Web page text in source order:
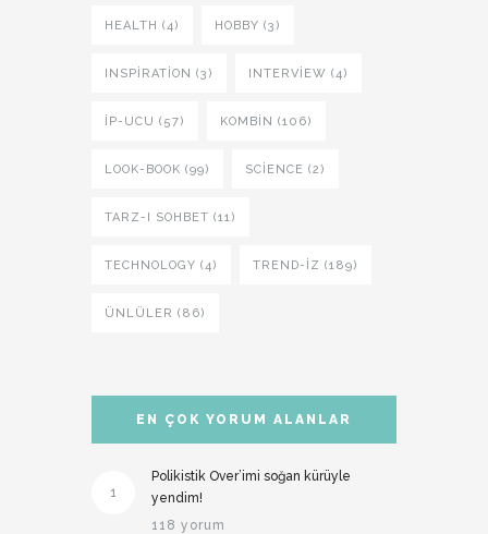
HEALTH (4) HOBBY (3)
INSPIRATION (3) INTERVIEW (4)
İP-UCU (57) KOMBIN (106)
LOOK-BOOK (99) SCIENCE (2)
TARZ-I SOHBET (11)
TECHNOLOGY (4) TREND-IZ (189)
ÜNLÜLER (86)
EN ÇOK YORUM ALANLAR
1
Polikistik Over’imi soğan kürüyle
yendim!
118 yorum